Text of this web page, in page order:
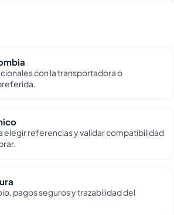
con la transportadora o
elegir referencias y validar compatibilidad
pagos seguros y trazabilidad del